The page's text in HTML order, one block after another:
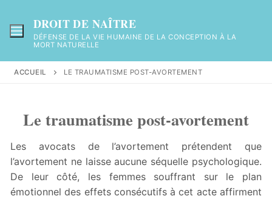
au
contenu
DROIT DE NAÎTRE
DÉFENSE DE LA VIE HUMAINE DE LA CONCEPTION À LA
MORT NATURELLE
ACCUEIL LE TRAUMATISME POST-AVORTEMENT
Le traumatisme post-avortement
Les avocats de l’avortement prétendent que
l’avortement ne laisse aucune séquelle psychologique.
De leur côté, les femmes souffrant sur le plan
émotionnel des effets consécutifs à cet acte affirment